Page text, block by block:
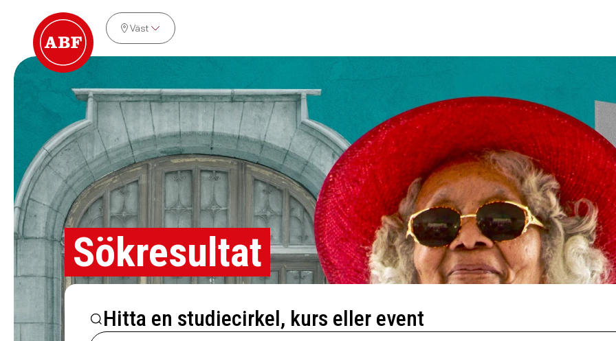
Väst
Sökresultat
Hitta en studiecirkel, kurs eller event